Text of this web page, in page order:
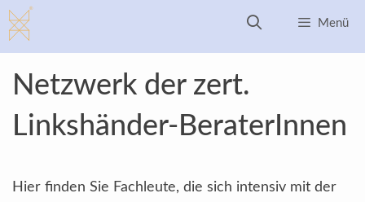
Zum
Inhalt
springen
Menü
Netzwerk der zert.
Linkshänder-BeraterInnen
Hier finden Sie Fachleute, die sich intensiv mit der